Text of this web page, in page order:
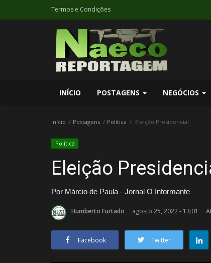
Termos e Condições
INÍCIO POSTAGENS NEGÓCIOS
Início Postagens Política Eleição Presidencial
Política
Eleição
Por Márcio de Paula - Jornal O Informante
Humberto Furtado agosto 25, 2022 - 13:01
Facebook Twitter